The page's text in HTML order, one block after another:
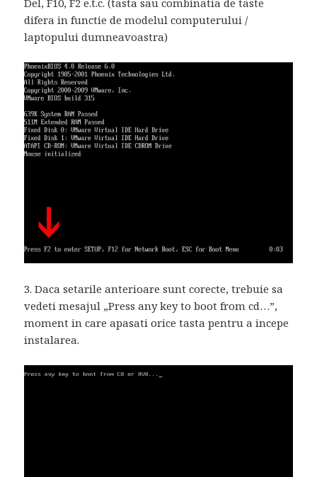
difera in functie de modelul computerului /
laptopului dumneavoastra)
3. Daca setarile anterioare sunt corecte, trebuie sa
vedeti mesajul „Press any key to boot from cd…”,
moment in care apasati orice tasta pentru a incepe
instalarea.